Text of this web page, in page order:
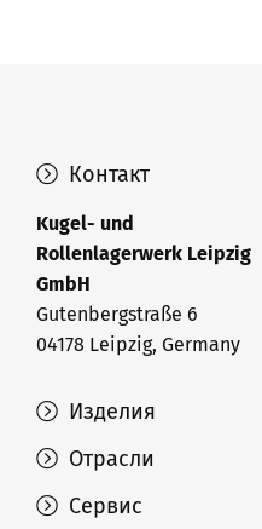
Изделия
Отрасли
Сервис
Контакт
Kugel- und
Rollenlagerwerk Leipzig
GmbH
Gutenbergstraße 6
04178 Leipzig, Germany